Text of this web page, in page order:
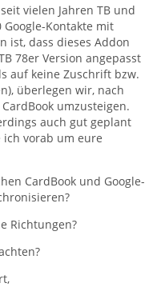
vielen Jahren TB und
Kontakte mit
ist, dass dieses Addon
78er Version angepasst
auf keine Zuschrift bzw.
überlegen wir, nach
umzusteigen.
auch gut geplant
vorab um eure
CardBook und Google-
Richtungen?